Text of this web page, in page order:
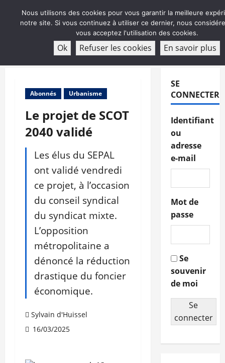
ABONNEMENT
Abonnés Urbanisme
Le projet de SCOT
2040 validé
Les élus du SEPAL
ont validé vendredi
ce projet, à l’occasion
du conseil syndical
du syndicat mixte.
L’opposition
métropolitaine a
dénoncé la réduction
drastique du foncier
économique.
Sylvain d'Huissel
16/03/2025
SE
CONNECTER
Identifiant
ou
adresse
e-mail
Mot de
passe
Se
souvenir
de moi
Se
connecter
Nous utilisons des cookies pour vous garantir la meilleure
notre site. Si vous continuez à utiliser ce dernier, nous
vous acceptez l'utilisation des cookies.
Ok Refuser les cookies En savoir plus